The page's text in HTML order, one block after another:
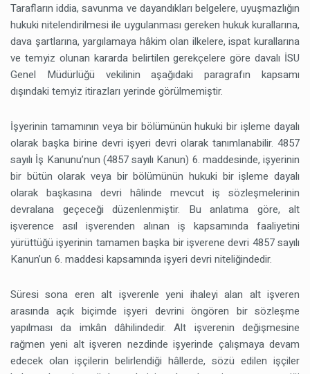
Tarafların iddia, savunma ve dayandıkları belgelere, uyuşmazlığın
hukuki nitelendirilmesi ile uygulanması gereken hukuk kurallarına,
dava şartlarına, yargılamaya hâkim olan ilkelere, ispat kurallarına
ve temyiz olunan kararda belirtilen gerekçelere göre davalı İSU
Genel Müdürlüğü vekilinin aşağıdaki paragrafın kapsamı
dışındaki temyiz itirazları yerinde görülmemiştir.
İşyerinin tamamının veya bir bölümünün hukuki bir işleme dayalı
olarak başka birine devri işyeri devri olarak tanımlanabilir. 4857
sayılı İş Kanunu’nun (4857 sayılı Kanun) 6. maddesinde, işyerinin
bir bütün olarak veya bir bölümünün hukuki bir işleme dayalı
olarak başkasına devri hâlinde mevcut iş sözleşmelerinin
devralana geçeceği düzenlenmiştir. Bu anlatıma göre, alt
işverence asıl işverenden alınan iş kapsamında faaliyetini
yürüttüğü işyerinin tamamen başka bir işverene devri 4857 sayılı
Kanun’un 6. maddesi kapsamında işyeri devri niteliğindedir.
Süresi sona eren alt işverenle yeni ihaleyi alan alt işveren
arasında açık biçimde işyeri devrini öngören bir sözleşme
yapılması da imkân dâhilindedir. Alt işverenin değişmesine
rağmen yeni alt işveren nezdinde işyerinde çalışmaya devam
edecek olan işçilerin belirlendiği hâllerde, sözü edilen işçiler